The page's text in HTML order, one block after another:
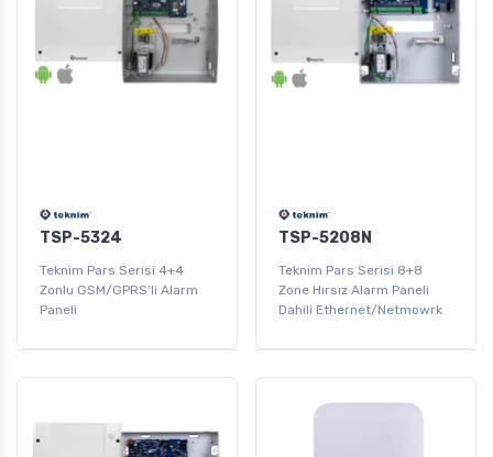
TSP-5324
Teknim Pars Serisi 4+4
Zonlu GSM/GPRS'li Alarm
Paneli
TSP-5208N
Teknim Pars Serisi 8+8
Zone Hırsız Alarm Paneli
Dahili Ethernet/Netmowrk